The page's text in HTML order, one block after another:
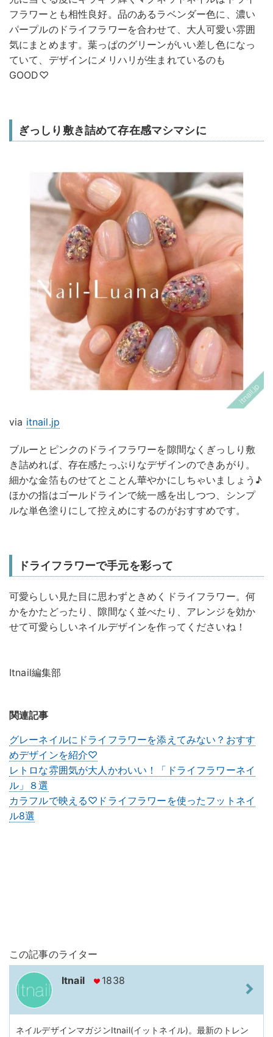
フラワーとも相性良好。品のあるラベンダー色に、濃い
パープルのドライフラワーを合わせて、大人可愛い雰囲
気にまとめます。葉っぱのグリーンがいい差し色になっ
ていて、デザインにメリハリが生まれているのも
GOOD♡
ぎっしり敷き詰めて存在感マシマシに
via itnail.jp
ブルーとピンクのドライフラワーを隙間なくぎっしり敷
き詰めれば、存在感たっぷりなデザインのできあがり。
細かな金箔ものせてとことん華やかにしちゃいましょう♪
ほかの指はゴールドラインで統一感を出しつつ、シンプ
ルな単色塗りにして控えめにするのがおすすめです。
ドライフラワーで手元を彩って
可愛らしい見た目に思わずときめくドライフラワー。何
かをかたどったり、隙間なく並べたり、アレンジを効か
せて可愛らしいネイルデザインを作ってくださいね！
Itnail編集部
関連記事
グレーネイルにドライフラワーを添えてみない？おすす
めデザインを紹介♡
レトロな雰囲気が大人かわいい！「ドライフラワーネイ
ル」８選
カラフルで映える♡ドライフラワーを使ったフットネイ
ル8選
この記事のライター
Itnail 1838
ネイルデザインマガジンItnail(イットネイル)。最新のトレン